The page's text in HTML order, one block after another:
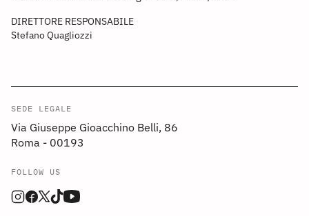
DIRETTORE RESPONSABILE
Stefano Quagliozzi
SEDE LEGALE
Via Giuseppe Gioacchino Belli, 86
Roma - 00193
FOLLOW US